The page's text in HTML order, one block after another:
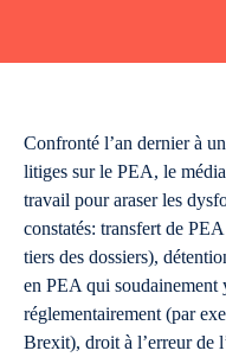
Confronté l’an dernier à
litiges sur le PEA, le
travail pour araser les
constatés: transfert de
tiers des dossiers),
en PEA qui
réglementairement (par
Brexit), droit à l’erreur de